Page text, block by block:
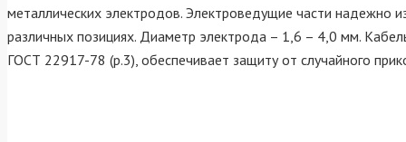
металлических электродов. Электроведущие части надежно
различных позициях. Диаметр электрода – 1,6 – 4,0 мм.
ГОСТ 22917-78 (р.3), обеспечивает защиту от случайного